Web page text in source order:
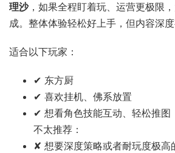
理沙，如果全程盯着玩、运营更极限
成。整体体验轻松好上手，但内容深度
适合以下玩家：
✔ 东方厨
✔ 喜欢挂机、佛系放置
✔ 想看角色技能互动、轻松推图
不太推荐：
✘ 想要深度策略或者耐玩度极高